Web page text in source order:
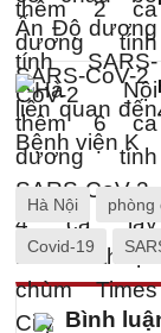
Hà Nội phòng
Covid-19
Bình